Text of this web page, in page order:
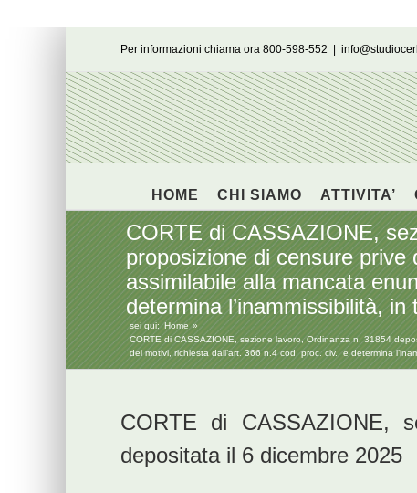
Per informazioni chiama ora 800-598-552
HOME CHI SIAMO ATTIVITA’
CORTE di CASSAZIONE,
proposizione di censure
assimilabile alla mancata
determina l’inammissibilità,
sei qui: Home
CORTE di CASSAZIONE, sezione lavoro, Ordinanza n. 31854
dei motivi, richiesta dall’art. 366 n.4 cod. proc. civ., e determina
CORTE di CASSAZIONE,
depositata il 6 dicembre 2025